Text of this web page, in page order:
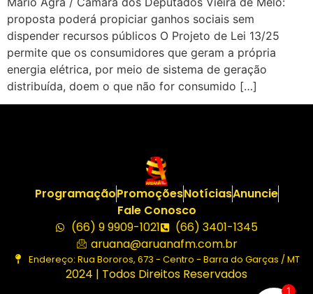
proposta poderá propiciar ganhos sociais sem
dispender recursos públicos O Projeto de Lei 13/25
permite que os consumidores que geram a própria
energia elétrica, por meio de sistema de geração
distribuída, doem o que não for consumido […]
ProgramaçãoPromoçõesNotíciasAnuncie
Fale Conosco
(66) 9 9909-1021
(66) 3401-1345
aruana@aruanafm.com.br
Endereço: Rua Bororos, 673 - Centro - Barra do Garças / MT
2024 | Todos Direitos Reservados
1